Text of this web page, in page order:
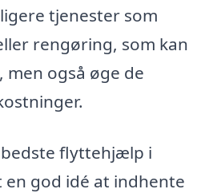
tjenester som
rengøring, som kan
også øge de
flyttehjælp i
en god idé at indhente